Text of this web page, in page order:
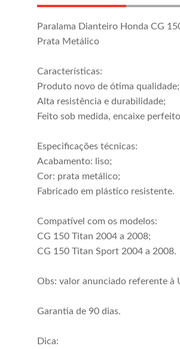
Paralama Dianteiro Honda CG
Prata Metálico
Características:
Produto novo de ótima qualidade;
Alta resistência e durabilidade;
Feito sob medida, encaixe
Especificações técnicas:
Acabamento: liso;
Cor: prata metálico;
Fabricado em plástico resistente.
Compatível com os modelos:
CG 150 Titan 2004 a 2008;
CG 150 Titan Sport 2004 a 2008.
Obs: valor anunciado referente à
Garantia de 90 dias.
Dica: